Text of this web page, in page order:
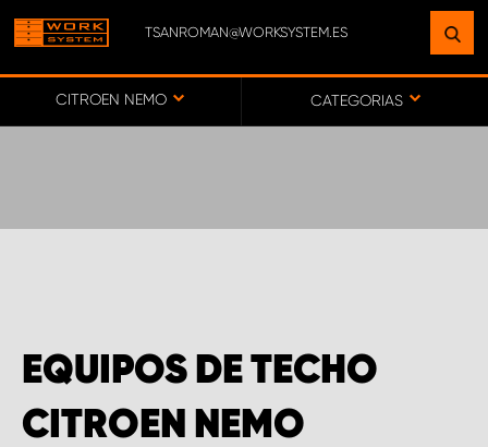
TSANROMAN@WORKSYSTEM.ES
CITROEN NEMO CATEGORIAS
EQUIPOS DE TECHO
CITROEN NEMO
ENCUENTRE UNA INSTALACIÓN
CERCA DE USTED